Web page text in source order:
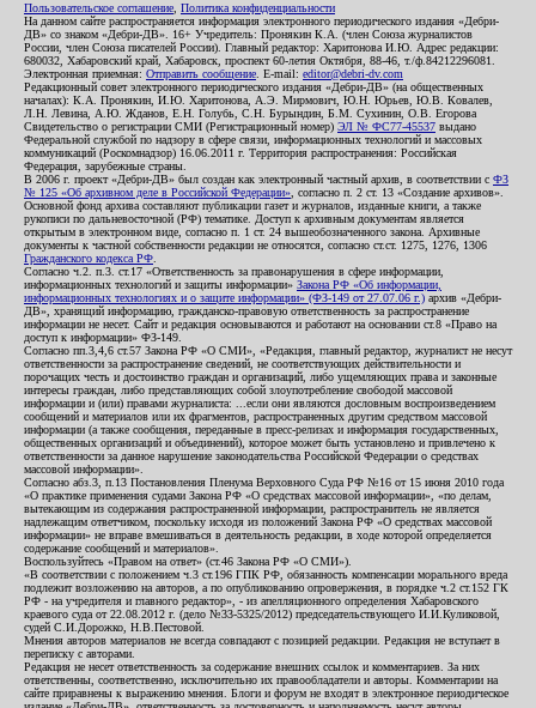
Пользовательское соглашение Политика конфиденциальности
На данном сайте распространяется информация электронного периодического издания «Дебри-
ДВ» со знаком «Дебри-ДВ». 16+ Учредитель: Пронякин К.А. (член Союза журналистов
России, член Союза писателей России). Главный редактор: Харитонова И.Ю. Адрес редакции:
680032, Хабаровский край, Хабаровск, проспект 60-летия Октября, 88-46, т./ф.84212296081.
Электронная приемная: Отправить сообщение . E-mail: editor@debri-dv.com
Редакционный совет электронного периодического издания «Дебри-ДВ» (на общественных
началах): К.А. Пронякин, И.Ю. Харитонова, А.Э. Мирмович, Ю.Н. Юрьев, Ю.В. Ковалев,
Л.Н. Левина, А.Ю. Жданов, Е.Н. Голубь, С.Н. Бурындин, Б.М. Сухинин, О.В. Егорова
Свидетельство о регистрации СМИ (Регистрационный номер) ЭЛ № ФС77-45537 выдано
Федеральной службой по надзору в сфере связи, информационных технологий и массовых
коммуникаций (Роскомнадзор) 16.06.2011 г. Территория распространения: Российская
Федерация, зарубежные страны.
В 2006 г. проект «Дебри-ДВ» был создан как электронный частный архив, в соответствии с ФЗ
№ 125 «Об архивном деле в Российской Федерации» , согласно п. 2 ст. 13 «Создание архивов».
Основной фонд архива составляют публикации газет и журналов, изданные книги, а также
рукописи по дальневосточной (РФ) тематике. Доступ к архивным документам является
открытым в электронном виде, согласно п. 1 ст. 24 вышеобозначенного закона. Архивные
документы к частной собственности редакции не относятся, согласно ст.ст. 1275, 1276, 1306
Гражданского кодекса РФ
Согласно ч.2. п.3. ст.17 «Ответственность за правонарушения в сфере информации,
информационных технологий и защиты информации» Закона РФ «Об информации,
информационных технологиях и о защите информации» (ФЗ-149 от 27.07.06 г.) архив «Дебри-
ДВ», хранящий информацию, гражданско-правовую ответственность за распространение
информации не несет. Сайт и редакция основываются и работают на основании ст.8 «Право на
доступ к информации» ФЗ-149.
Согласно пп.3,4,6 ст.57 Закона РФ «О СМИ», «Редакция, главный редактор, журналист не несут
ответственности за распространение сведений, не соответствующих действительности и
порочащих честь и достоинство граждан и организаций, либо ущемляющих права и законные
интересы граждан, либо представляющих собой злоупотребление свободой массовой
информации и (или) правами журналиста: ...если они являются дословным воспроизведением
сообщений и материалов или их фрагментов, распространенных другим средством массовой
информации (а также сообщения, переданные в пресс-релизах и информация государственных,
общественных организаций и объединений), которое может быть установлено и привлечено к
ответственности за данное нарушение законодательства Российской Федерации о средствах
массовой информации».
Согласно абз.3, п.13 Постановления Пленума Верховного Суда РФ №16 от 15 июня 2010 года
«О практике применения судами Закона РФ «О средствах массовой информации», «по делам,
вытекающим из содержания распространенной информации, распространитель не является
надлежащим ответчиком, поскольку исходя из положений Закона РФ «О средствах массовой
информации» не вправе вмешиваться в деятельность редакции, в ходе которой определяется
содержание сообщений и материалов».
Воспользуйтесь «Правом на ответ» (ст.46 Закона РФ «О СМИ»).
«В соответствии с положением ч.3 ст.196 ГПК РФ, обязанность компенсации морального вреда
подлежит возложению на авторов, а по опубликованию опровержения, в порядке ч.2 ст.152 ГК
РФ - на учредителя и главного редактор», - из апелляционного определения Хабаровского
краевого суда от 22.08.2012 г. (дело №33-5325/2012) председательствующего И.И.Куликовой,
судей С.И.Дорожко, Н.В.Пестовой.
Мнения авторов материалов не всегда совпадают с позицией редакции. Редакция не вступает в
переписку с авторами.
Редакция не несет ответственность за содержание внешних ссылок и комментариев. За них
ответственны, соответственно, исключительно их правообладатели и авторы. Комментарии на
сайте приравнены к выражению мнения. Блоги и форум не входят в электронное периодическое